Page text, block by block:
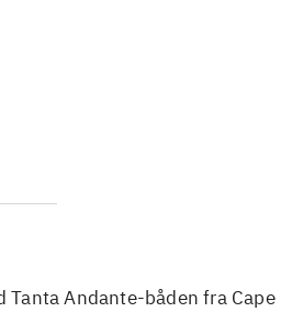
Tanta Andante-båden fra Cape